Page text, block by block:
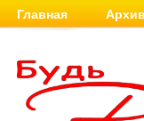
Главная